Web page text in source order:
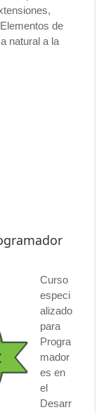
de
natural a la
Curso
especi
alizado
para
Progra
mador
es en
el
Desarr